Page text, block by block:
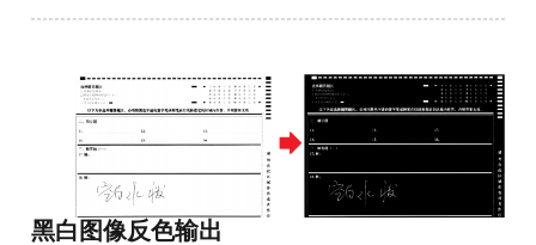
黑白图像反色输出